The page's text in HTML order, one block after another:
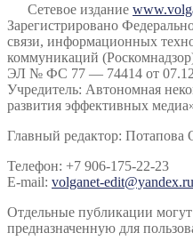
Сетевое издание
Зарегистрировано
связи, информационных
коммуникаций
ЭЛ № ФС 77 — 74414 от
Учредитель: Автономная
развития эффективных
Главный редактор: Потапова
Телефон: +7 906-175-22-23
E-mail: volganet-edit@yandex.ru
Отдельные публикации
предназначенную для